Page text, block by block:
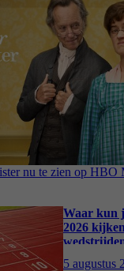
nu te zien op HBO
Waar kun
2026
5 augustus